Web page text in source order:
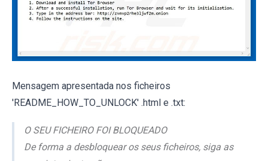
Mensagem apresentada nos ficheiros
'README_HOW_TO_UNLOCK' .html e .txt:
O SEU FICHEIRO FOI BLOQUEADO
De forma a desbloquear os seus ficheiros, siga as